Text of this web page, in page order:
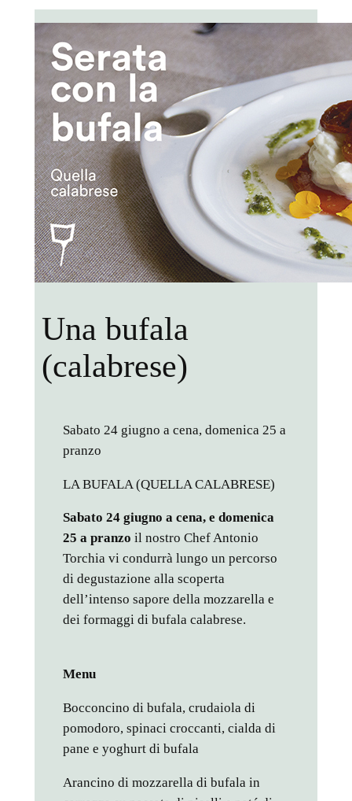
Una bufala
(calabrese)
Sabato 24 giugno a cena, domenica 25 a
pranzo
LA BUFALA (QUELLA CALABRESE)
Sabato 24 giugno a cena, e domenica
25 a pranzo il nostro Chef Antonio
Torchia vi condurrà lungo un percorso
di degustazione alla scoperta
dell’intenso sapore della mozzarella e
dei formaggi di bufala calabrese.
Menu
Bocconcino di bufala, crudaiola di
pomodoro, spinaci croccanti, cialda di
pane e yoghurt di bufala
Arancino di mozzarella di bufala in